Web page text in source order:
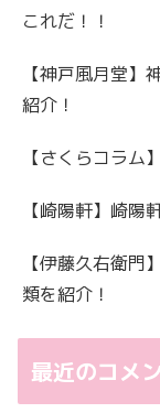
これだ！！
【神戸風月堂】
紹介！
【さくらコラム
【崎陽軒】崎陽
【伊藤久右衛門
類を紹介！
最近のコメ